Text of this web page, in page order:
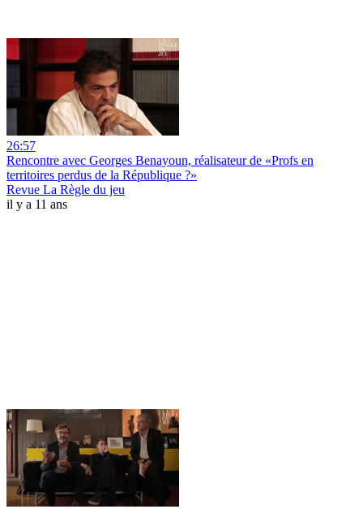
26:57
Rencontre avec Georges Benayoun, réalisateur de «Profs en
territoires perdus de la République ?»
Revue La Règle du jeu
il y a 11 ans